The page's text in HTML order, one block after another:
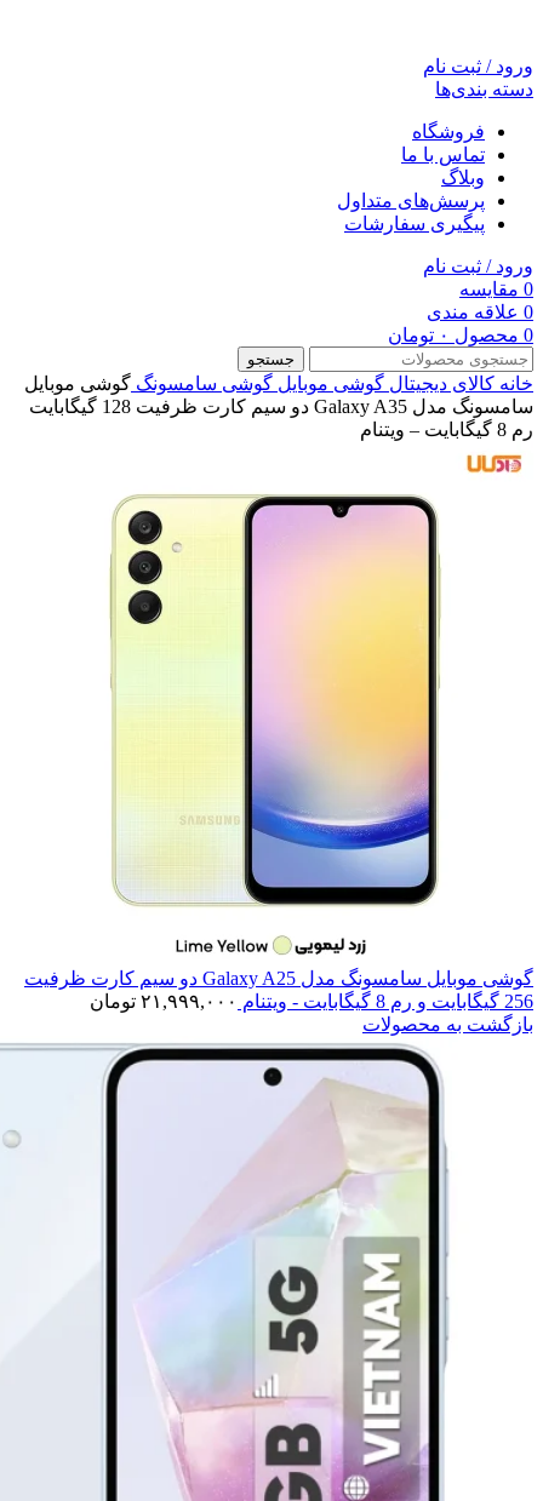
ورود / ثبت نام
دسته بندی‌ها
فروشگاه
تماس با ما
وبلاگ
پرسش‌های متداول
پیگیری سفارشات
ورود / ثبت نام
0 مقایسه
0 علاقه مندی
0 محصول ۰ تومان
جستجو
خانه کالای دیجیتال گوشی موبایل گوشی سامسونگ گوشی موبایل
سامسونگ مدل Galaxy A35 دو سیم کارت ظرفیت 128 گیگابایت
رم 8 گیگابایت – ویتنام
گوشی موبایل سامسونگ مدل Galaxy A25 دو سیم کارت ظرفیت
256 گیگابایت و رم 8 گیگابایت - ویتنام
۲۱,۹۹۹,۰۰۰ تومان
بازگشت به محصولات